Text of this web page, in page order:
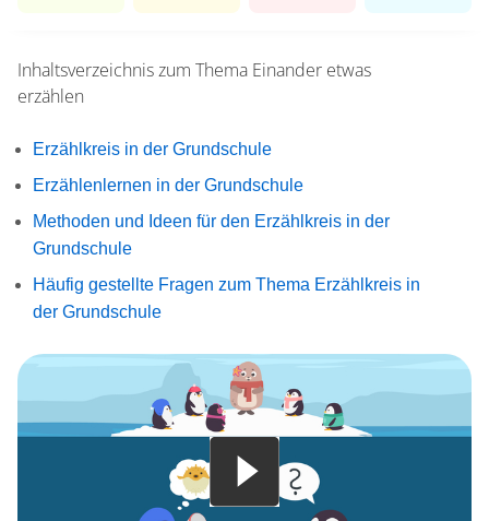
Inhaltsverzeichnis zum Thema Einander etwas
erzählen
Erzählkreis in der Grundschule
Erzählenlernen in der Grundschule
Methoden und Ideen für den Erzählkreis in der
Grundschule
Häufig gestellte Fragen zum Thema Erzählkreis in
der Grundschule